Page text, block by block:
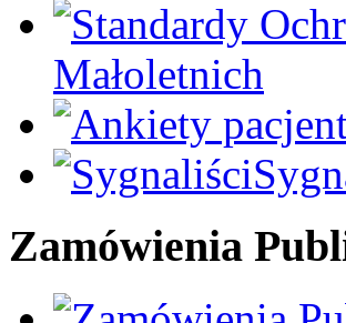
Małoletnich
Zamówienia